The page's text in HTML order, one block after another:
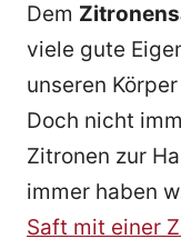
Dem
viele gute
unseren
Doch nicht
Zitronen zur
immer haben
Saft mit einer